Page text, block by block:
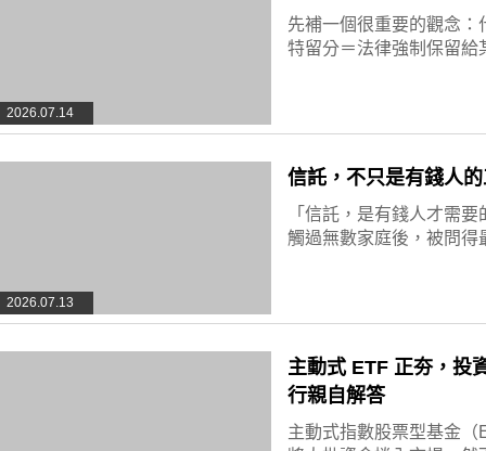
2026.07.14
先補一個很重要的觀念
特留分＝法律強制保留給
2026.07.13
信託，不只是有錢人
「信託，是有錢人才需
觸過無數家庭後，被問得
主動式 ETF 正夯，投
行親自解答
主動式指數股票型基金